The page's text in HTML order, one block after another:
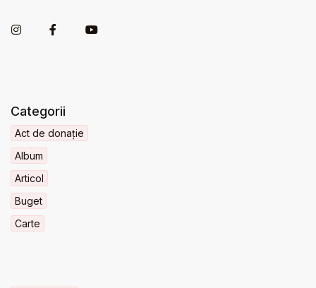
Categorii
Act de donație
Album
Articol
Buget
Carte